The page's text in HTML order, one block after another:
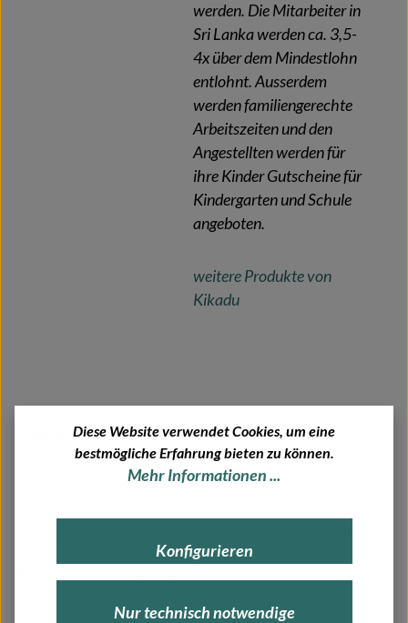
werden. Die Mitarbeiter in
Sri Lanka werden ca. 3,5-
4x über dem Mindestlohn
entlohnt. Ausserdem
werden familiengerechte
Arbeitszeiten und den
Angestellten werden für
ihre Kinder Gutscheine für
Kindergarten und Schule
angeboten.
weitere Produkte von
Kikadu
Fragen zum Artikel?
Sie haben Fragen zu diesem Artikel? Wir helfen Ihnen
Diese Website verwendet Cookies, um eine
bestmögliche Erfahrung bieten zu können.
Mehr Informationen ...
Konfigurieren
Nur technisch notwendige